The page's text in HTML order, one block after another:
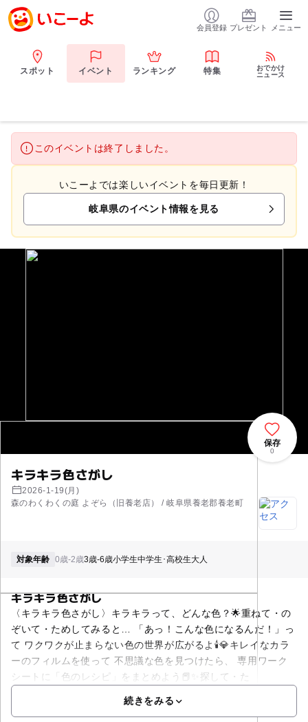
会員登録 プレゼント メニュー
スポット イベント ランキング 特集
おでかけ
ニュース
このイベントは終了しました。
いこーよでは楽しいイベントを毎日更新！
岐阜県のイベント情報を見る
キラキラ色さがし
2026-1-19(月)
森のわくわくの庭 よぞら（旧養老店） / 岐阜県養老郡養老町
保存
0
対象年齢 0歳-2歳3歳-6歳小学生中学生･高校生大人
キラキラ色さがし
〈キラキラ色さがし〉キラキラって、どんな色？🌟重ねて・の
ぞいて・ためしてみると… 「あっ！こんな色になるんだ！」っ
て ワクワクが止まらない色の世界が広がるよ🕯️💎キレイなカラ
ーのフィルムを使って 不思議な色を見つけたら、 専用ワーク
シートに「色のレシピ」をまとめよう📕✨探して・た
続きをみる